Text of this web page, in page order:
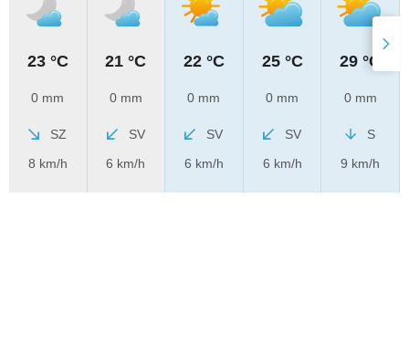
23 °C
0 mm
SZ
8 km/h
21 °C
0 mm
SV
6 km/h
22 °C
0 mm
SV
6 km/h
25 °C
0 mm
SV
6 km/h
29 °C
0 mm
S
9 km/h